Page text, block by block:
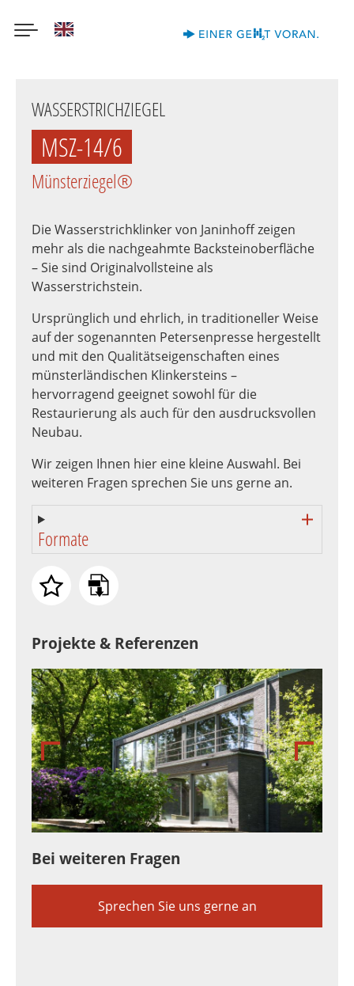
InhaltWASSERSTRICHZIEGEL
MSZ-14/6
Münsterziegel®
Die Wasserstrichklinker von Janinhoff zeigen
mehr als die nachgeahmte Backsteinoberfläche
– Sie sind Originalvollsteine als
Wasserstrichstein.
Ursprünglich und ehrlich, in traditioneller Weise
auf der sogenannten Petersenpresse hergestellt
und mit den Qualitätseigenschaften eines
münsterländischen Klinkersteins –
hervorragend geeignet sowohl für die
Restaurierung als auch für den ausdrucksvollen
Neubau.
Wir zeigen Ihnen hier eine kleine Auswahl. Bei
weiteren Fragen sprechen Sie uns gerne an.
Formate
Projekte & Referenzen
Bei weiteren Fragen
Sprechen Sie uns gerne an